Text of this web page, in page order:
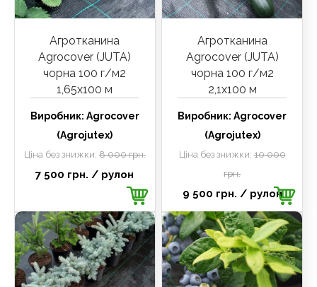
Агротканина
Agrocover (JUTA)
чорна 100 г/м2
1,65х100 м
Виробник: Agrocover
(Agrojutex)
Ціна без знижки: 8 000 грн.
7 500 грн. / рулон
Агротканина
Agrocover (JUTA)
чорна 100 г/м2
2,1х100 м
Виробник:Agrocover
(Agrojutex)
Ціна без знижки:10 000
грн.
9 500 грн. / рулон